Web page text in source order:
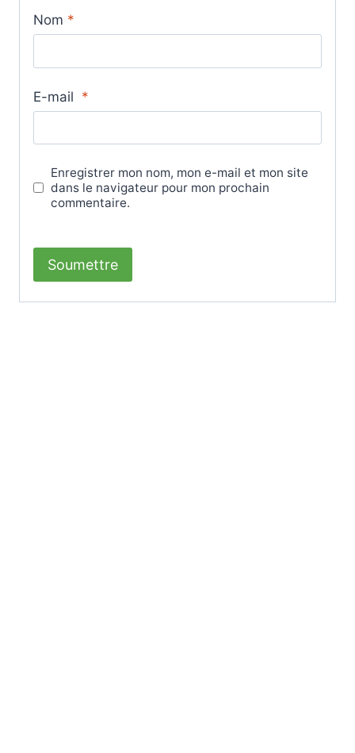
Nom *
E-mail *
Enregistrer mon nom, mon e-mail et mon site
dans le navigateur pour mon prochain
commentaire.